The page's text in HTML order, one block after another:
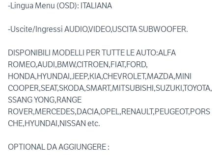
-Lingua Menu (OSD): ITALIANA
-Uscite/Ingressi AUDIO,VIDEO,USCITA SUBWOOFER.
DISPONIBILI MODELLI PER TUTTE LE AUTO:ALFA
ROMEO,AUDI,BMW,CITROEN,FIAT,FORD,
HONDA,HYUNDAI,JEEP,KIA,CHEVROLET,MAZDA,MINI
COOPER,SEAT,SKODA,SMART,MITSUBISHI,SUZUKI,TOYOTA,
SSANG YONG,RANGE
ROVER,MERCEDES,DACIA,OPEL,RENAULT,PEUGEOT,PORS
CHE,HYUNDAI,NISSAN etc.
OPTIONAL DA AGGIUNGERE :